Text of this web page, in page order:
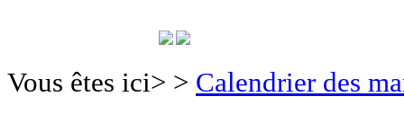
Vous êtes ici> > Calendrier des